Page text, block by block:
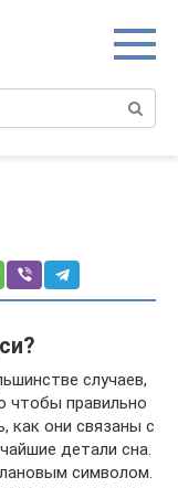
случаев,
чтобы правильно
как они связаны с
детали сна.
символом.